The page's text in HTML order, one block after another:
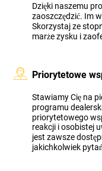
Dzięki naszemu
zaoszczędzić. Im
Skorzystaj ze
marże zysku i
Priorytetowe
Stawiamy Cię na
programu
priorytetowego
reakcji i osobistej
jest zawsze
jakichkolwiek